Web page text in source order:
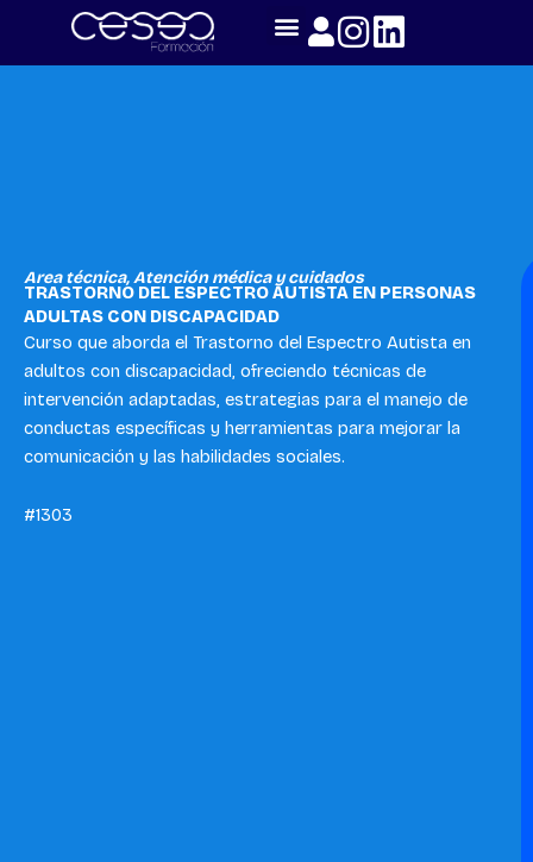
content
Area técnica,Atención médica y cuidados
TRASTORNO DEL ESPECTRO AUTISTA EN PERSONAS
ADULTAS CON DISCAPACIDAD
Curso que aborda el Trastorno del Espectro Autista en
adultos con discapacidad, ofreciendo técnicas de
intervención adaptadas, estrategias para el manejo de
conductas específicas y herramientas para mejorar la
comunicación y las habilidades sociales.
#1303